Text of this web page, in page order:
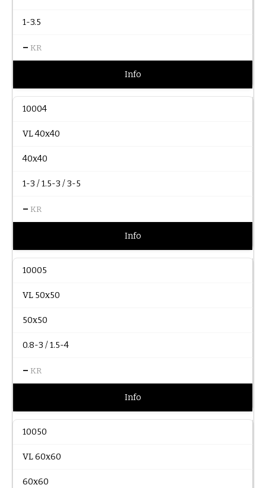
1-3.5
– KR
Info
10004
VL 40x40
40x40
1-3 / 1.5-3 / 3-5
– KR
Info
10005
VL 50x50
50x50
0.8-3 / 1.5-4
– KR
Info
10050
VL 60x60
60x60